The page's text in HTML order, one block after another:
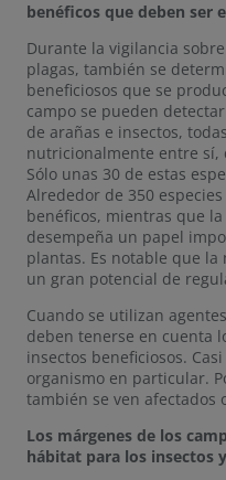
benéficos que deben ser
Durante la vigilancia
plagas, también se
beneficiosos que se
campo se pueden
de arañas e insectos,
nutricionalmente entre sí,
Sólo unas 30 de estas
Alrededor de 350
benéficos, mientras que
desempeña un papel
plantas. Es notable que
un gran potencial de
Cuando se utilizan
deben tenerse en cuenta
insectos beneficiosos.
organismo en particular.
también se ven afectados
Los márgenes de los
hábitat para los insectos